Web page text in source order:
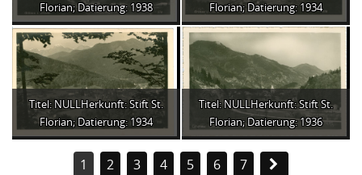
Florian; Datierung: 1938
Florian; Datierung: 1934
Titel: NULLHerkunft: Stift St.
Florian; Datierung: 1934
Titel: NULLHerkunft: Stift St.
Florian; Datierung: 1936
1 2 3 4 5 6 7